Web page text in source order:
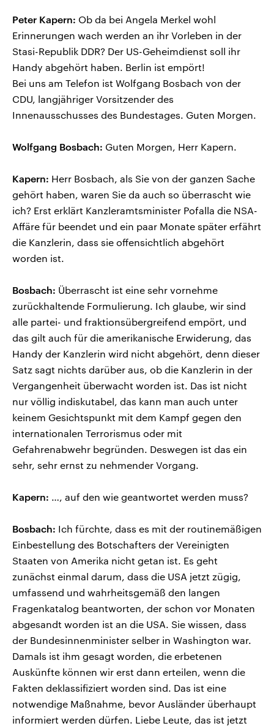
Peter Kapern: Ob da bei Angela Merkel wohl
Erinnerungen wach werden an ihr Vorleben in der
Stasi-Republik DDR? Der US-Geheimdienst soll ihr
Handy abgehört haben. Berlin ist empört!
Bei uns am Telefon ist Wolfgang Bosbach von der
CDU, langjähriger Vorsitzender des
Innenausschusses des Bundestages. Guten Morgen.
Wolfgang Bosbach: Guten Morgen, Herr Kapern.
Kapern: Herr Bosbach, als Sie von der ganzen Sache
gehört haben, waren Sie da auch so überrascht wie
ich? Erst erklärt Kanzleramtsminister Pofalla die NSA-
Affäre für beendet und ein paar Monate später erfährt
die Kanzlerin, dass sie offensichtlich abgehört
worden ist.
Bosbach: Überrascht ist eine sehr vornehme
zurückhaltende Formulierung. Ich glaube, wir sind
alle partei- und fraktionsübergreifend empört, und
das gilt auch für die amerikanische Erwiderung, das
Handy der Kanzlerin wird nicht abgehört, denn dieser
Satz sagt nichts darüber aus, ob die Kanzlerin in der
Vergangenheit überwacht worden ist. Das ist nicht
nur völlig indiskutabel, das kann man auch unter
keinem Gesichtspunkt mit dem Kampf gegen den
internationalen Terrorismus oder mit
Gefahrenabwehr begründen. Deswegen ist das ein
sehr, sehr ernst zu nehmender Vorgang.
Kapern: …, auf den wie geantwortet werden muss?
Bosbach: Ich fürchte, dass es mit der routinemäßigen
Einbestellung des Botschafters der Vereinigten
Staaten von Amerika nicht getan ist. Es geht
zunächst einmal darum, dass die USA jetzt zügig,
umfassend und wahrheitsgemäß den langen
Fragenkatalog beantworten, der schon vor Monaten
abgesandt worden ist an die USA. Sie wissen, dass
der Bundesinnenminister selber in Washington war.
Damals ist ihm gesagt worden, die erbetenen
Auskünfte können wir erst dann erteilen, wenn die
Fakten deklassifiziert worden sind. Das ist eine
notwendige Maßnahme, bevor Ausländer überhaupt
informiert werden dürfen. Liebe Leute, das ist jetzt